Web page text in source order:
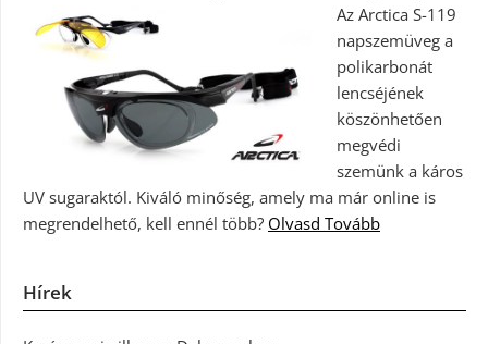
Az Arctica S-119
napszemüveg a
polikarbonát
lencséjének
köszönhetően
megvédi
szemünk a káros
UV sugaraktól. Kiváló minőség, amely ma már online is
megrendelhető, kell ennél több? Olvasd Tovább
Hírek